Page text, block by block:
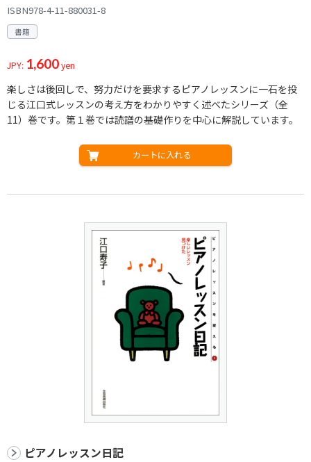
ISBN978-4-11-880031-8
書籍
JPY: 1,600yen
楽しさは後回しで、努力だけを要求するピアノレッスンに一石を投
じる江口式レッスンの考え方をわかりやすく述べたシリーズ（全
11）巻です。第１巻では読譜の基礎作りを中心に解説しています。
カートに入れる
ピアノレッスン日記